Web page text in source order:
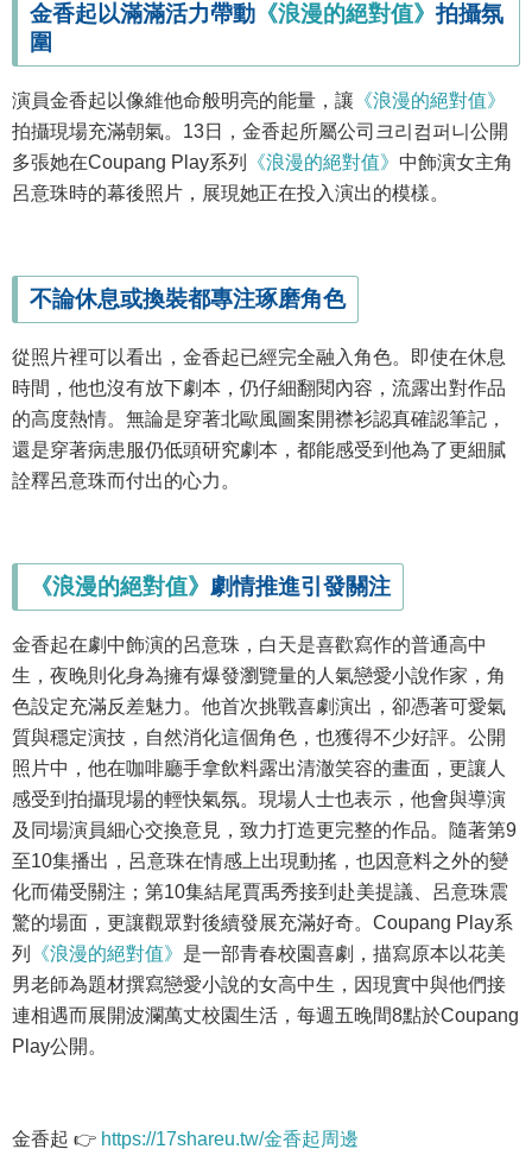
金香起以滿滿活力帶動 《浪漫的絕對值》拍攝氛
圍
演員金香起以像維他命般明亮的能量，讓 《浪漫的絕對值》
拍攝現場充滿朝氣。13日，金香起所屬公司크리컴퍼니公開
多張她在Coupang Play系列
《浪漫的絕對值》 中飾演女主角
呂意珠時的幕後照片，展現她正在投入演出的模樣。
不論休息或換裝都專注琢磨角色
從照片裡可以看出，金香起已經完全融入角色。即使在休息
時間，他也沒有放下劇本，仍仔細翻閱內容，流露出對作品
的高度熱情。無論是穿著北歐風圖案開襟衫認真確認筆記，
還是穿著病患服仍低頭研究劇本，都能感受到他為了更細膩
詮釋呂意珠而付出的心力。
《浪漫的絕對值》 劇情推進引發關注
金香起在劇中飾演的呂意珠，白天是喜歡寫作的普通高中
生，夜晚則化身為擁有爆發瀏覽量的人氣戀愛小說作家，角
色設定充滿反差魅力。他首次挑戰喜劇演出，卻憑著可愛氣
質與穩定演技，自然消化這個角色，也獲得不少好評。公開
照片中，他在咖啡廳手拿飲料露出清澈笑容的畫面，更讓人
感受到拍攝現場的輕快氣氛。現場人士也表示，他會與導演
及同場演員細心交換意見，致力打造更完整的作品。隨著第9
至10集播出，呂意珠在情感上出現動搖，也因意料之外的變
化而備受關注；第10集結尾賈禹秀接到赴美提議、呂意珠震
驚的場面，更讓觀眾對後續發展充滿好奇。Coupang Play系
列
《浪漫的絕對值》 是一部青春校園喜劇，描寫原本以花美
男老師為題材撰寫戀愛小說的女高中生，因現實中與他們接
連相遇而展開波瀾萬丈校園生活，每週五晚間8點於Coupang
Play公開。
金香起 👉 https://17shareu.tw/金香起周邊